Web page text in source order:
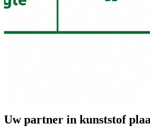
Uw partner in kunststof